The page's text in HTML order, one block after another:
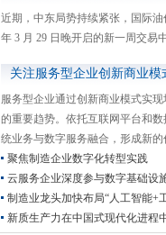
近期，中东局势持续紧张，国际
年 3 月 29 日晚开启的新一周交易
关注服务型企业创新商业模
服务型企业通过创新商业模式实
的重要趋势。依托互联网平台和
统业务与数字服务融合，形成新的
聚焦制造企业数字化转型实践
云服务企业深度参与数字基础设
制造业龙头加快布局“人工智能+
新质生产力在中国式现代化进程